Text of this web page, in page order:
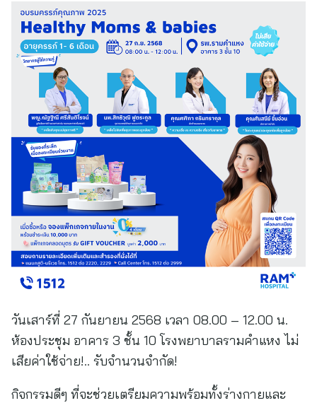
วันเสาร์ที่ 27 กันยายน 2568 เวลา 08.00 – 12.00 น.
ห้องประชุม อาคาร 3 ชั้น 10 โรงพยาบาลรามคำแหง ไม่
เสียค่าใช้จ่าย!.. รับจำนวนจำกัด!
กิจกรรมดีๆ ที่จะช่วยเตรียมความพร้อมทั้งร่างกายและ